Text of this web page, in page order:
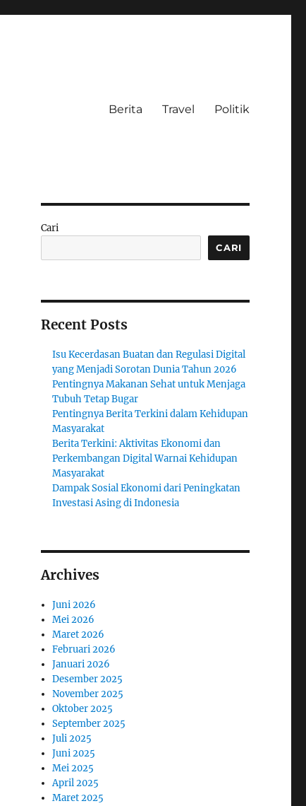
Berita Travel Politik
Cari
CARI
Recent Posts
Isu Kecerdasan Buatan dan Regulasi Digital
yang Menjadi Sorotan Dunia Tahun 2026
Pentingnya Makanan Sehat untuk Menjaga
Tubuh Tetap Bugar
Pentingnya Berita Terkini dalam Kehidupan
Masyarakat
Berita Terkini: Aktivitas Ekonomi dan
Perkembangan Digital Warnai Kehidupan
Masyarakat
Dampak Sosial Ekonomi dari Peningkatan
Investasi Asing di Indonesia
Archives
Juni 2026
Mei 2026
Maret 2026
Februari 2026
Januari 2026
Desember 2025
November 2025
Oktober 2025
September 2025
Juli 2025
Juni 2025
Mei 2025
April 2025
Maret 2025